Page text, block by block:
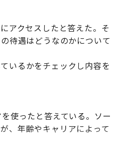
アクセスしたと答えた。そ
待遇はどうなのかについて
いるかをチェックし内容を
使ったと答えている。ソー
、年齢やキャリアによって